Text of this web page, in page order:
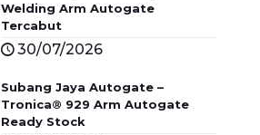
Welding Arm Autogate
Tercabut
30/07/2026
Subang Jaya Autogate –
Tronica® 929 Arm Autogate
Ready Stock